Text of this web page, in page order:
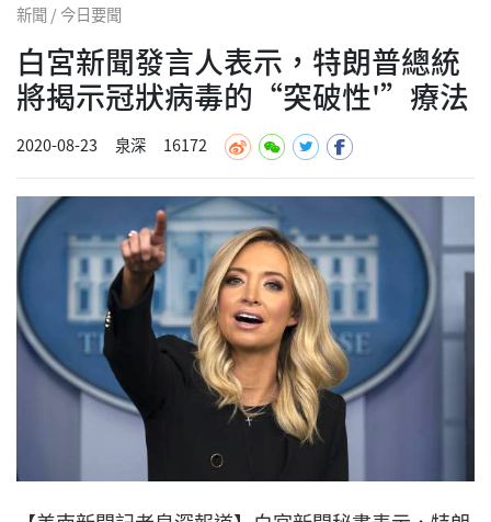
新聞 / 今日要聞
白宮新聞發言人表示，特朗普總統
將揭示冠狀病毒的“突破性'”療法
2020-08-23 泉深 16172